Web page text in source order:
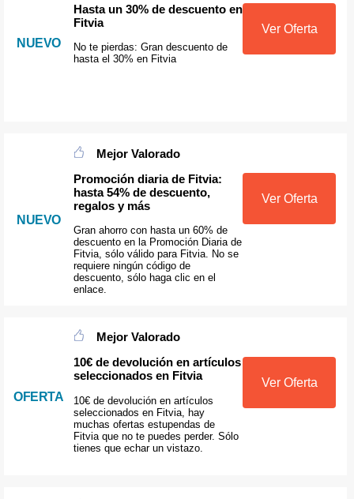
NUEVO
Hasta un 30% de descuento en
Fitvia
No te pierdas: Gran descuento de
hasta el 30% en Fitvia
Ver Oferta
NUEVO
Mejor Valorado
Promoción diaria de Fitvia:
hasta 54% de descuento,
regalos y más
Gran ahorro con hasta un 60% de
descuento en la Promoción Diaria de
Fitvia, sólo válido para Fitvia. No se
requiere ningún código de
descuento, sólo haga clic en el
enlace.
Ver Oferta
OFERTA
Mejor Valorado
10€ de devolución en artículos
seleccionados en Fitvia
10€ de devolución en artículos
seleccionados en Fitvia, hay
muchas ofertas estupendas de
Fitvia que no te puedes perder. Sólo
tienes que echar un vistazo.
Ver Oferta